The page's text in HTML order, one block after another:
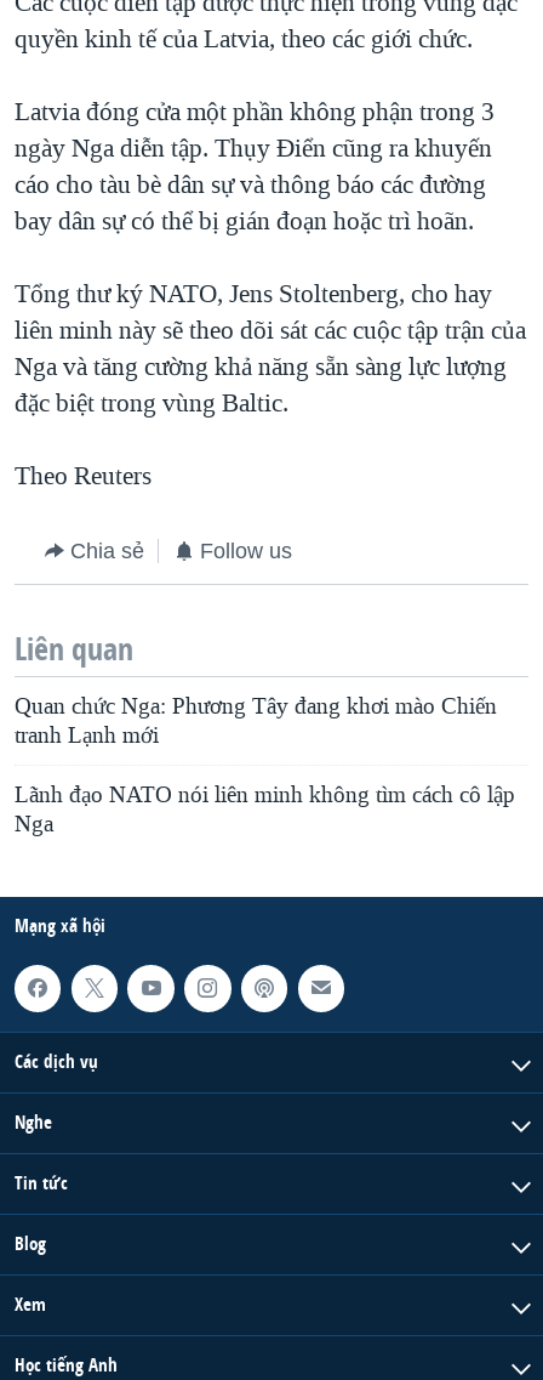
quyền kinh tế của Latvia, theo các giới chức.
Latvia đóng cửa một phần không phận trong 3
ngày Nga diễn tập. Thụy Điển cũng ra khuyến
cáo cho tàu bè dân sự và thông báo các đường
bay dân sự có thể bị gián đoạn hoặc trì hoãn.
Tổng thư ký NATO, Jens Stoltenberg, cho hay
liên minh này sẽ theo dõi sát các cuộc tập trận của
Nga và tăng cường khả năng sẵn sàng lực lượng
đặc biệt trong vùng Baltic.
Theo Reuters
Chia sẻ Follow us
Liên quan
Quan chức Nga: Phương Tây đang khơi mào Chiến
tranh Lạnh mới
Lãnh đạo NATO nói liên minh không tìm cách cô lập
Nga
Mạng xã hội
Các dịch vụ
Nghe
Tin tức
Blog
Xem
Học tiếng Anh